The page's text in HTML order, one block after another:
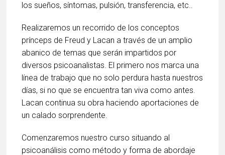
los sueños, síntomas, pulsión, transferencia, etc..
Realizaremos un recorrido de los conceptos
prínceps de Freud y Lacan a través de un amplio
abanico de temas que serán impartidos por
diversos psicoanalistas. El primero nos marca una
línea de trabajo que no solo perdura hasta nuestros
días, si no que se encuentra tan viva como antes.
Lacan continua su obra haciendo aportaciones de
un calado sorprendente.
Comenzaremos nuestro curso situando al
psicoanálisis como método y forma de abordaje